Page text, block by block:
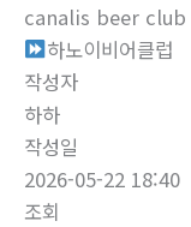
‍canalis beer club
하노이비어클럽
작성자
하하
작성일
2026-05-22 18:40
조회